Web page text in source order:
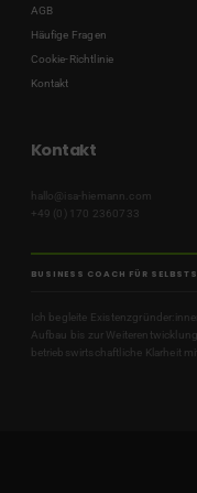
AGB
Häufige Fragen
Cookie-Richtlinie
Kontakt
Kontakt
hallo@isa-hiemann.com
+49 (0) 170 2360733
BUSINESS COACH FÜR
Ich begleite
Aufbau bis zur
betriebswirtschaftliche Klarheit